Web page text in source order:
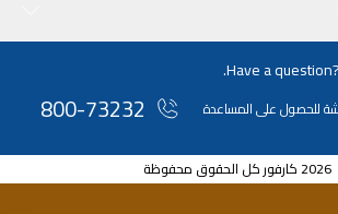
Have a
للحصول على المساعدة 800-73232
محفوظة